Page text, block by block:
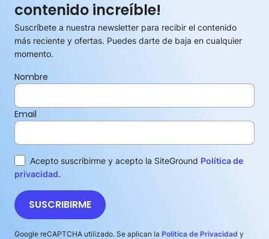
contenido increíble!
Suscríbete a nuestra newsletter para recibir el contenido
más reciente y ofertas. Puedes darte de baja en cualquier
momento.
Nombre
Email
Acepto suscribirme y acepto la SiteGround Política de
privacidad.
SUSCRIBIRME
Google reCAPTCHA utilizado. Se aplican la Política de Privacidad y